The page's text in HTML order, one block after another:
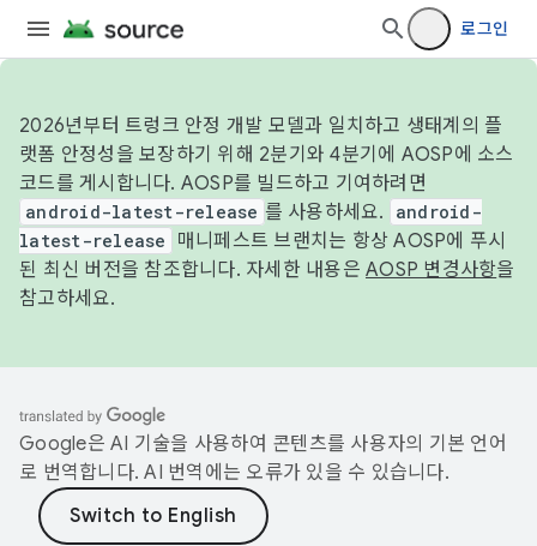
로그인
2026년부터 트렁크 안정 개발 모델과 일치하고 생태계의 플
랫폼 안정성을 보장하기 위해 2분기와 4분기에 AOSP에 소스
코드를 게시합니다. AOSP를 빌드하고 기여하려면
android-latest-release 를 사용하세요.
android-
latest-release
매니페스트 브랜치는 항상 AOSP에 푸시
된 최신 버전을 참조합니다. 자세한 내용은 AOSP 변경사항을
참고하세요.
Google은 AI 기술을 사용하여 콘텐츠를 사용자의 기본 언어
로 번역합니다. AI 번역에는 오류가 있을 수 있습니다.